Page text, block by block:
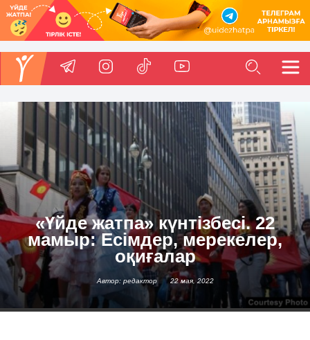
«Үйде жатпа» күнтізбесі. 22
мамыр: Есімдер, мерекелер,
оқиғалар
Автор: редактор 22 мая, 2022